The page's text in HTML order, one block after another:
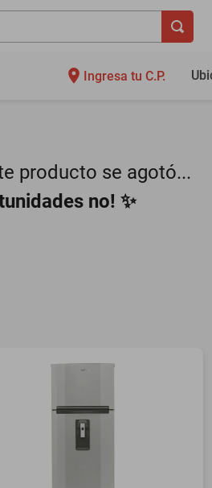
Ingresa tu C.P.
producto se agotó...
no! ✨